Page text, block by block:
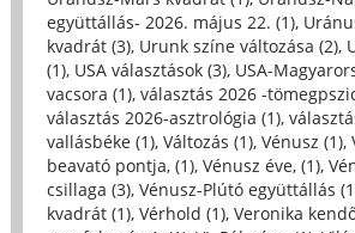
együttállás- 2026. május 22. (1),
kvadrát (3), Urunk színe változása (2),
(1), USA választások (3), USA-
vacsora (1), választás 2026 -
választás 2026-asztrológia (1),
vallásbéke (1), Változás (1), Vénusz (1),
beavató pontja, (1), Vénusz éve, (1),
csillaga (3), Vénusz-Plútó együttállás
kvadrát (1), Vérhold (1), Veronika